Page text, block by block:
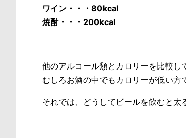
ワイン・・・80kcal
焼酎・・・200kcal
他のアルコール類とカロリーを比較し
むしろお酒の中でもカロリーが低い方
それでは、どうしてビールを飲むと太